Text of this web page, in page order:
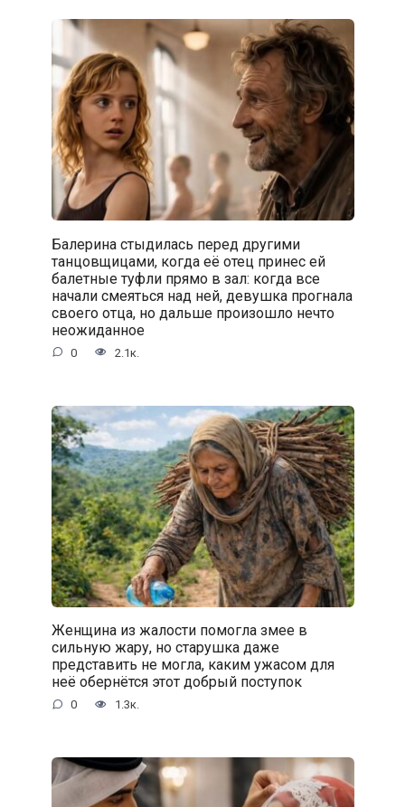
Балерина стыдилась перед другими
танцовщицами, когда её отец принес ей
балетные туфли прямо в зал: когда все
начали смеяться над ней, девушка прогнала
своего отца, но дальше произошло нечто
неожиданное
0 2.1к.
Женщина из жалости помогла змее в
сильную жару, но старушка даже
представить не могла, каким ужасом для
неё обернётся этот добрый поступок
0 1.3к.